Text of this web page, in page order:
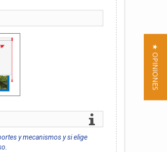
y mecanismos y si elige
★ OPINIONES